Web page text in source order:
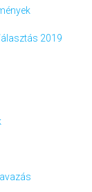
2019